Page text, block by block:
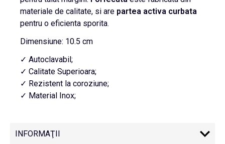
materiale de calitate, si are partea activa curbata
pentru o eficienta sporita.
Dimensiune: 10.5 cm
✓ Autoclavabil;
✓ Calitate Superioara;
✓ Rezistent la coroziune;
✓ Material Inox;
INFORMAŢII